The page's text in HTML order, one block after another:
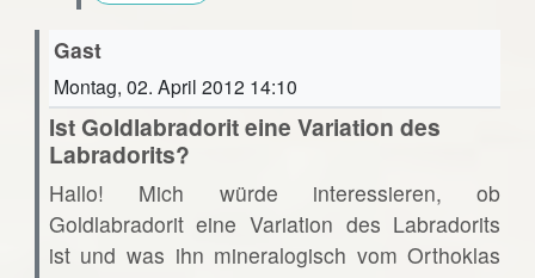
Gast
Montag, 02. April 2012 14:10
Ist Goldlabradorit eine Variation des
Labradorits?
Hallo! Mich würde interessieren, ob
Goldlabradorit eine Variation des Labradorits
ist und was ihn mineralogisch vom Orthoklas